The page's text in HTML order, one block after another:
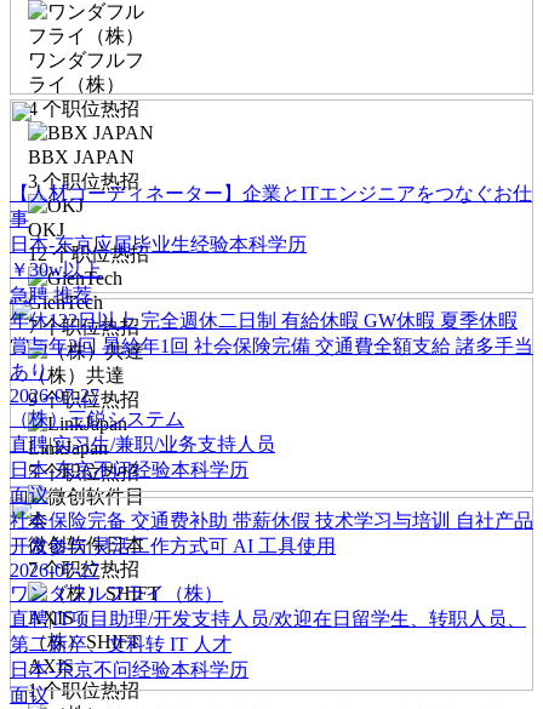
ワンダフルフ
ライ（株）
4 个职位热招
BBX JAPAN
3个职位热招
OKJ
12个职位热招
GienTech
7个职位热招
（株）共達
9个职位热招
LinkJapan
5个职位热招
微创软件日本
7个职位热招
（株）SHIFT
AXIS
1个职位热招
【人材コーディネーター】企業とITエンジニアをつなぐお仕
事
日本-东京应届毕业生经验本科学历
￥30w以上
急聘 推荐
年休122日以上 完全週休二日制 有給休暇 GW休暇 夏季休暇
賞与年2回 昇給年1回 社会保険完備 交通費全額支給 諸多手当
あり
2026-07-27
（株）三鋭システム
直聘|实习生/兼职/业务支持人员
日本-东京不问经验本科学历
面议
社会保险完备 交通费补助 带薪休假 技术学习与培训
自社产品
开发参与 灵活工作方式可 AI 工具使用
2026-07-27
ワンダフルフライ（株）
直聘|IT项目助理/开发支持人员/欢迎在日留学生、转职人员、
第二新卒、文科转 IT 人才
日本-东京不问经验本科学历
面议